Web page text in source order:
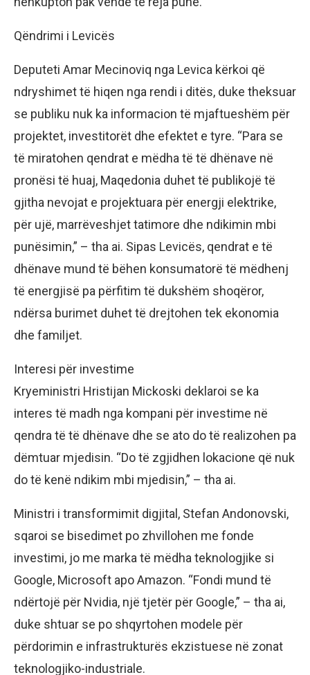
Qëndrimi i Levicës
Deputeti Amar Mecinoviq nga Levica kërkoi që
ndryshimet të hiqen nga rendi i ditës, duke theksuar
se publiku nuk ka informacion të mjaftueshëm për
projektet, investitorët dhe efektet e tyre. “Para se
të miratohen qendrat e mëdha të të dhënave në
pronësi të huaj, Maqedonia duhet të publikojë të
gjitha nevojat e projektuara për energji elektrike,
për ujë, marrëveshjet tatimore dhe ndikimin mbi
punësimin,” – tha ai. Sipas Levicës, qendrat e të
dhënave mund të bëhen konsumatorë të mëdhenj
të energjisë pa përfitim të dukshëm shoqëror,
ndërsa burimet duhet të drejtohen tek ekonomia
dhe familjet.
Interesi për investime
Kryeministri Hristijan Mickoski deklaroi se ka
interes të madh nga kompani për investime në
qendra të të dhënave dhe se ato do të realizohen pa
dëmtuar mjedisin. “Do të zgjidhen lokacione që nuk
do të kenë ndikim mbi mjedisin,” – tha ai.
Ministri i transformimit digjital, Stefan Andonovski,
sqaroi se bisedimet po zhvillohen me fonde
investimi, jo me marka të mëdha teknologjike si
Google, Microsoft apo Amazon. “Fondi mund të
ndërtojë për Nvidia, një tjetër për Google,” – tha ai,
duke shtuar se po shqyrtohen modele për
përdorimin e infrastrukturës ekzistuese në zonat
teknologjiko-industriale.